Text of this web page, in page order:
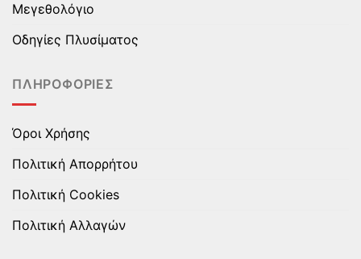
επιλεγούν
στη
σελίδα
προϊόντος
Μεγεθολόγιο
Οδηγίες Πλυσίματος
ΠΛΗΡΟΦΟΡΊΕΣ
Όροι Χρήσης
Πολιτική Απορρήτου
Πολιτική Cookies
Πολιτική Αλλαγών